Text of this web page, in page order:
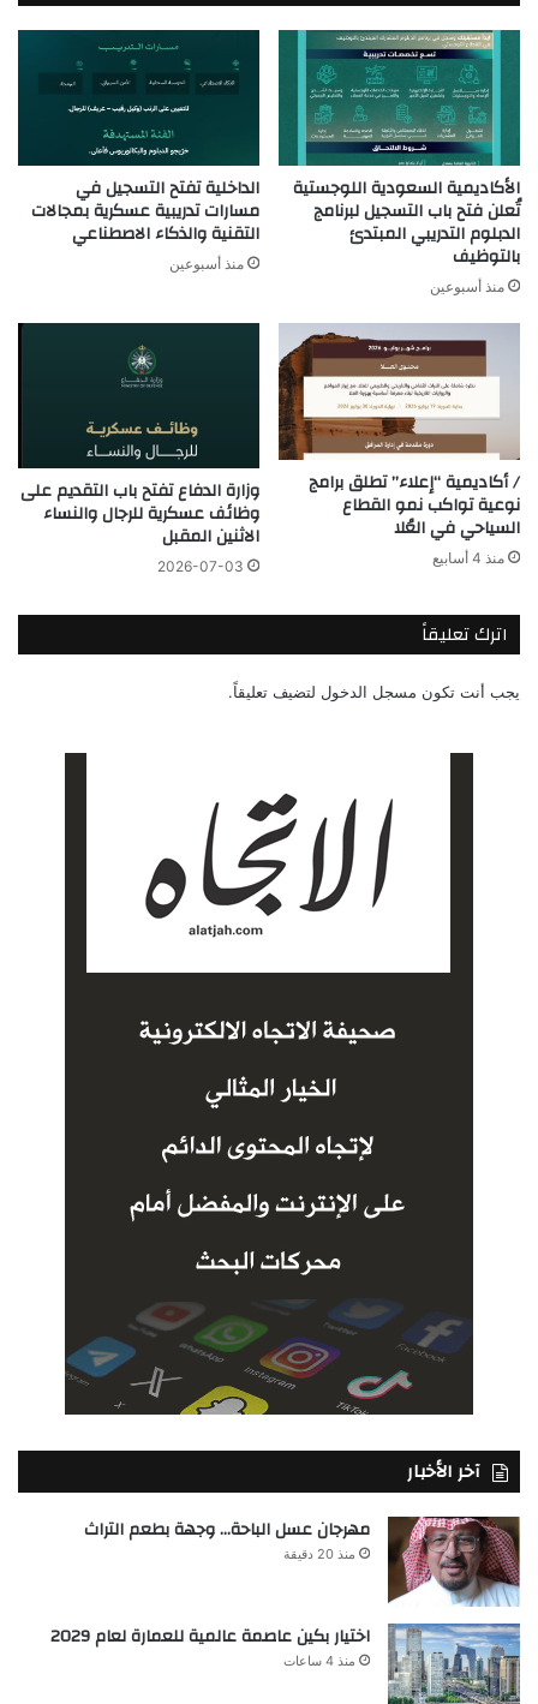
الأكاديمية السعودية اللوجستية
تُعلن فتح باب التسجيل لبرنامج
الدبلوم التدريبي المبتدئ
بالتوظيف
منذ أسبوعين
الداخلية تفتح التسجيل في
مسارات تدريبية عسكرية بمجالات
التقنية والذكاء الاصطناعي
منذ أسبوعين
/ أكاديمية “إعلاء” تطلق برامج
نوعية تواكب نمو القطاع
السياحي في العُلا
منذ 4 أسابيع
وزارة الدفاع تفتح باب التقديم على
وظائف عسكرية للرجال والنساء
الاثنين المقبل
2026-07-03
اترك تعليقاً
يجب أنت تكون مسجل الدخول لتضيف تعليقاً.
آخر الأخبار
مهرجان عسل الباحة… وجهة بطعم التراث
منذ 20 دقيقة
اختيار بكين عاصمة عالمية للعمارة لعام 2029
منذ 4 ساعات